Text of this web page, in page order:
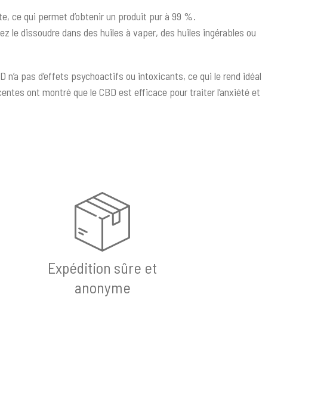
ce qui permet d’obtenir un produit pur à 99 %.
le dissoudre dans des huiles à vaper, des huiles ingérables ou
n’a pas d’effets psychoactifs ou intoxicants, ce qui le rend idéal
ont montré que le CBD est efficace pour traiter l’anxiété et
Expédition sûre et
anonyme